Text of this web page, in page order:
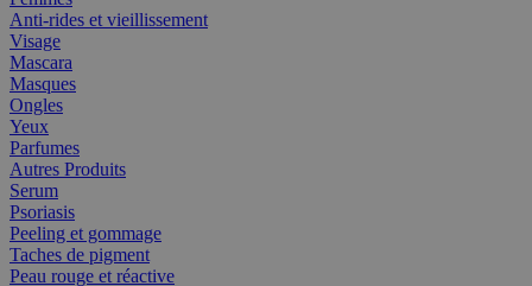
Anti-rides et vieillissement
Visage
Mascara
Masques
Ongles
Yeux
Parfumes
Autres Produits
Serum
Psoriasis
Peeling et gommage
Taches de pigment
Peau rouge et réactive